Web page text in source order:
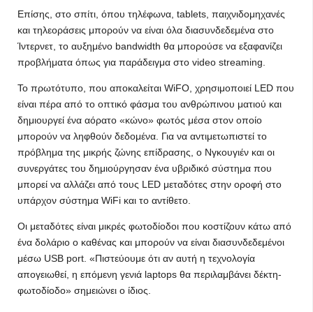
Επίσης, στο σπίτι, όπου τηλέφωνα, tablets, παιχνιδομηχανές
και τηλεοράσεις μπορούν να είναι όλα διασυνδεδεμένα στο
Ίντερνετ, το αυξημένο bandwidth θα μπορούσε να εξαφανίζει
προβλήματα όπως για παράδειγμα στο video streaming.
Το πρωτότυπο, που αποκαλείται WiFO, χρησιμοποιεί LED που
είναι πέρα από το οπτικό φάσμα του ανθρώπινου ματιού και
δημιουργεί ένα αόρατο «κώνο» φωτός μέσα στον οποίο
μπορούν να ληφθούν δεδομένα. Για να αντιμετωπιστεί το
πρόβλημα της μικρής ζώνης επίδρασης, ο Νγκουγιέν και οι
συνεργάτες του δημιούργησαν ένα υβριδικό σύστημα που
μπορεί να αλλάζει από τους LED μεταδότες στην οροφή στο
υπάρχον σύστημα WiFi και το αντίθετο.
Οι μεταδότες είναι μικρές φωτοδίοδοι που κοστίζουν κάτω από
ένα δολάριο ο καθένας και μπορούν να είναι διασυνδεδεμένοι
μέσω USB port. «Πιστεύουμε ότι αν αυτή η τεχνολογία
απογειωθεί, η επόμενη γενιά laptops θα περιλαμβάνει δέκτη-
φωτοδίοδο» σημειώνει ο ίδιος.